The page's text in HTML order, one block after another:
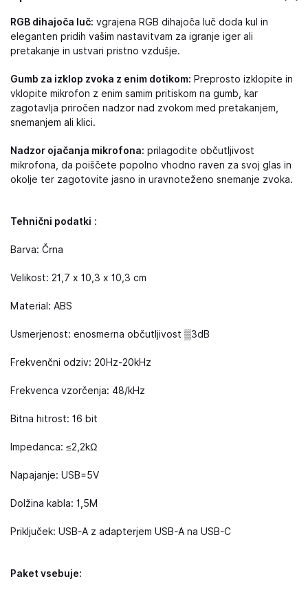
RGB dihajoča luč: vgrajena RGB dihajoča luč doda kul in
eleganten pridih vašim nastavitvam za igranje iger ali
pretakanje in ustvari pristno vzdušje.
Gumb za izklop zvoka z enim dotikom: Preprosto izklopite in
vklopite mikrofon z enim samim pritiskom na gumb, kar
zagotavlja priročen nadzor nad zvokom med pretakanjem,
snemanjem ali klici.
Nadzor ojačanja mikrofona: prilagodite občutljivost
mikrofona, da poiščete popolno vhodno raven za svoj glas in
okolje ter zagotovite jasno in uravnoteženo snemanje zvoka.
Tehnični podatki :
Barva: Črna
Velikost: 21,7 x 10,3 x 10,3 cm
Material: ABS
Usmerjenost: enosmerna občutljivost ▒3dB
Frekvenčni odziv: 20Hz-20kHz
Frekvenca vzorčenja: 48/kHz
Bitna hitrost: 16 bit
Impedanca: ≤2,2kΩ
Napajanje: USB=5V
Dolžina kabla: 1,5M
Priključek: USB-A z adapterjem USB-A na USB-C
Paket vsebuje: